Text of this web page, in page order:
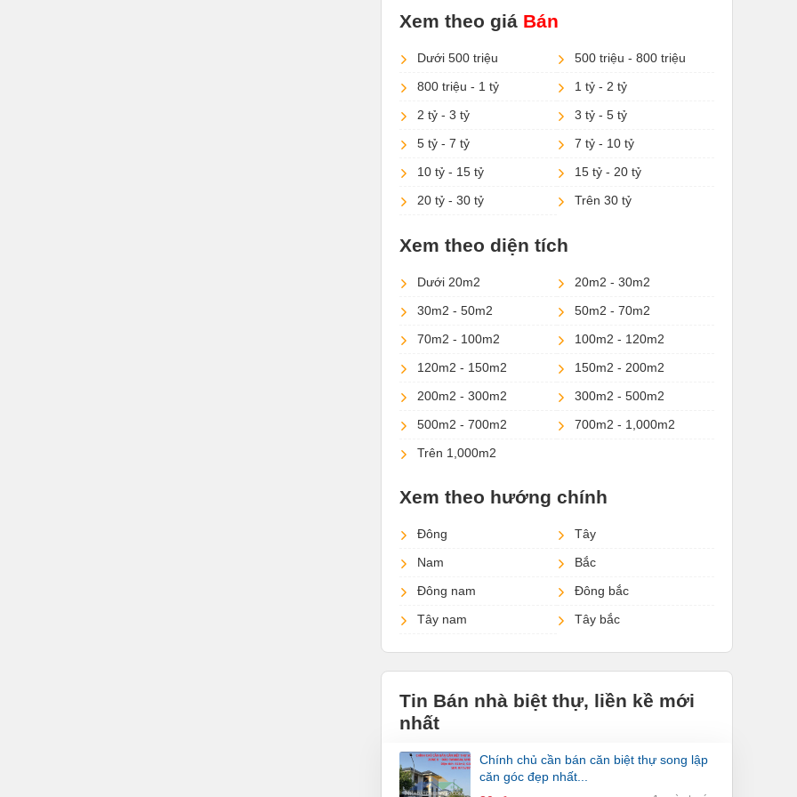
Xem theo giá Bán
Dưới 500 triệu
500 triệu - 800 triệu
800 triệu - 1 tỷ
1 tỷ - 2 tỷ
2 tỷ - 3 tỷ
3 tỷ - 5 tỷ
5 tỷ - 7 tỷ
7 tỷ - 10 tỷ
10 tỷ - 15 tỷ
15 tỷ - 20 tỷ
20 tỷ - 30 tỷ
Trên 30 tỷ
Xem theo diện tích
Dưới 20m2
20m2 - 30m2
30m2 - 50m2
50m2 - 70m2
70m2 - 100m2
100m2 - 120m2
120m2 - 150m2
150m2 - 200m2
200m2 - 300m2
300m2 - 500m2
500m2 - 700m2
700m2 - 1,000m2
Trên 1,000m2
Xem theo hướng chính
Đông
Tây
Nam
Bắc
Đông nam
Đông bắc
Tây nam
Tây bắc
Tin Bán nhà biệt thự, liền kề mới
nhất
chính chủ cần bán căn biệt thự song lập
căn góc đẹp nhất...